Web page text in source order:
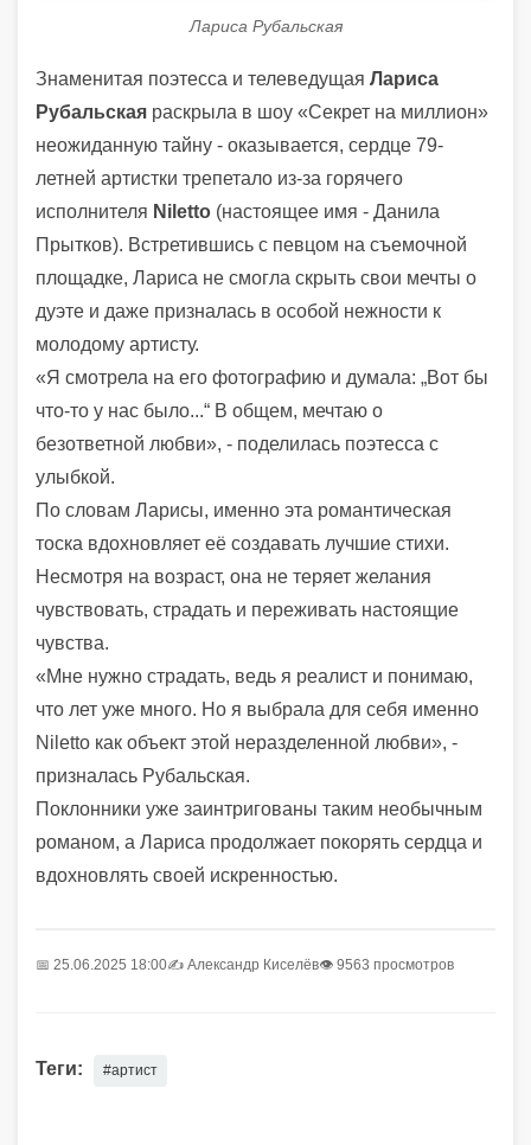
Лариса Рубальская
Знаменитая поэтесса и телеведущая Лариса
Рубальская раскрыла в шоу «Секрет на миллион»
неожиданную тайну - оказывается, сердце 79-
летней артистки трепетало из-за горячего
исполнителя Niletto (настоящее имя - Данила
Прытков). Встретившись с певцом на съемочной
площадке, Лариса не смогла скрыть свои мечты о
дуэте и даже призналась в особой нежности к
молодому артисту.
«Я смотрела на его фотографию и думала: „Вот бы
что-то у нас было...“ В общем, мечтаю о
безответной любви», - поделилась поэтесса с
улыбкой.
По словам Ларисы, именно эта романтическая
тоска вдохновляет её создавать лучшие стихи.
Несмотря на возраст, она не теряет желания
чувствовать, страдать и переживать настоящие
чувства.
«Мне нужно страдать, ведь я реалист и понимаю,
что лет уже много. Но я выбрала для себя именно
Niletto как объект этой неразделенной любви», -
призналась Рубальская.
Поклонники уже заинтригованы таким необычным
романом, а Лариса продолжает покорять сердца и
вдохновлять своей искренностью.
📅 25.06.2025 18:00✍️ Александр Киселёв👁 9563 просмотров
Теги: #артист